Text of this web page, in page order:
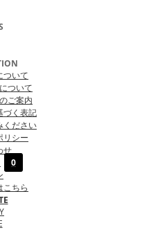
ついて
ついて
ご案内
づく表記
ください
リシー
せ
0
こちら